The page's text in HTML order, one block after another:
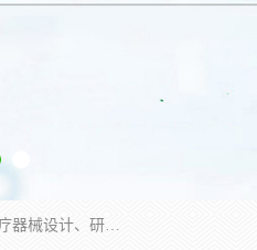
河南省三强医疗器械有限责任公司成立于2010年，位于滑县产业集聚区，是一家集医疗器械设计、研发、生产、销售、服务为一体的现代化高新技术企业。企业园区占地11.8万余平方米，设计建筑面积约13万平方米，总投资约5亿元，主要产品涵盖了清洗灭菌设备、消毒供应室整体配套方案、净化装修、洗消追溯系统、婴儿洗浴系统、物流仓储系统等6大板块。